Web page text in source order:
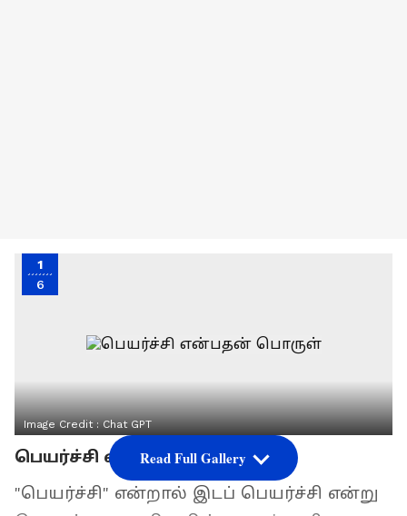
1
6
Image Credit :Chat GPT
பெயர்ச்சி என்பதன் பொருள்
"பெயர்ச்சி" என்றால் இடப் பெயர்ச்சி என்று
Read Full Gallery